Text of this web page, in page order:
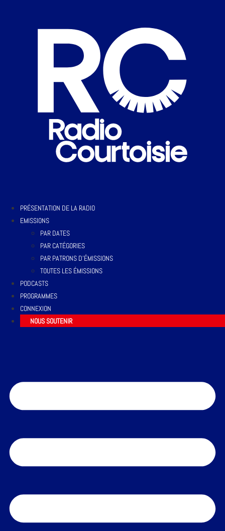
PRÉSENTATION DE LA RADIO
EMISSIONS
PAR DATES
PAR CATÉGORIES
PAR PATRONS D’ÉMISSIONS
TOUTES LES ÉMISSIONS
PODCASTS
PROGRAMMES
CONNEXION
NOUS SOUTENIR